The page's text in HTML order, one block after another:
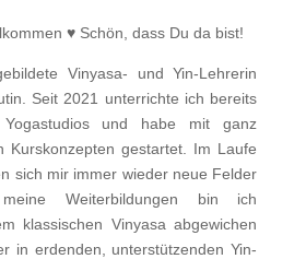
♥ Schön, dass Du da bist!
Vinyasa- und Yin-Lehrerin
Seit 2021 unterrichte ich bereits
Yogastudios und habe mit ganz
Kurskonzepten gestartet. Im Laufe
sich mir immer wieder neue Felder
Weiterbildungen bin ich
klassischen Vinyasa abgewichen
in erdenden, unterstützenden Yin-